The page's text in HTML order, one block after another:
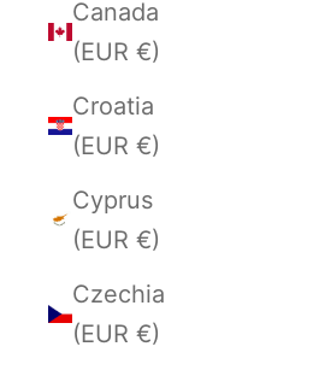
Canada
(EUR €)
Croatia
(EUR €)
Cyprus
(EUR €)
Czechia
(EUR €)